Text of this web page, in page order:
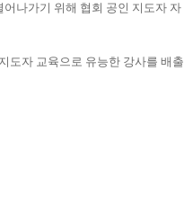
나가기 위해 협회 공인 지도자 자
도자 교육으로 유능한 강사를 배출